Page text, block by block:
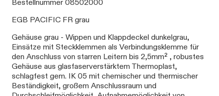
Bestellnummer 08502000
EGB PACIFIC FR grau
Gehäuse grau - Wippen und Klappdeckel dunkelgrau,
Einsätze mit Steckklemmen als Verbindungsklemme für
den Anschluss von starren Leitern bis 2,5mm² , robustes
Gehäuse aus glasfaserverstärktem Thermoplast,
schlagfest gem. IK 05 mit chemischer und thermischer
Beständigkeit, großem Anschlussraum und